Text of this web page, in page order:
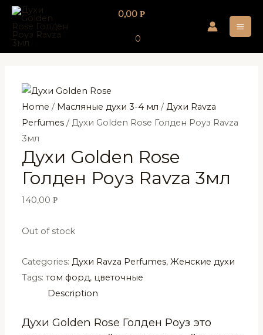
Перейти
содержимому
0,00 Р
0
Home / Масляные духи 3-4 мл /Духи Ravza
Perfumes / Духи Golden Rose Голден Роуз Ravza
3мл
Духи Golden Rose
Голден Роуз Ravza 3мл
140,00Р
Out of stock
Categories:Духи Ravza Perfumes,Женские духи
Tags:том форд, цветочные
Description
Духи Golden Rose Голден Роуз это